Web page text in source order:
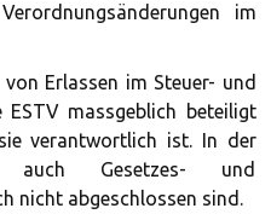
im
Erlassen im Steuer- und
ESTV massgeblich beteiligt
verantwortlich ist. In der
Gesetzes- und
nicht abgeschlossen sind.